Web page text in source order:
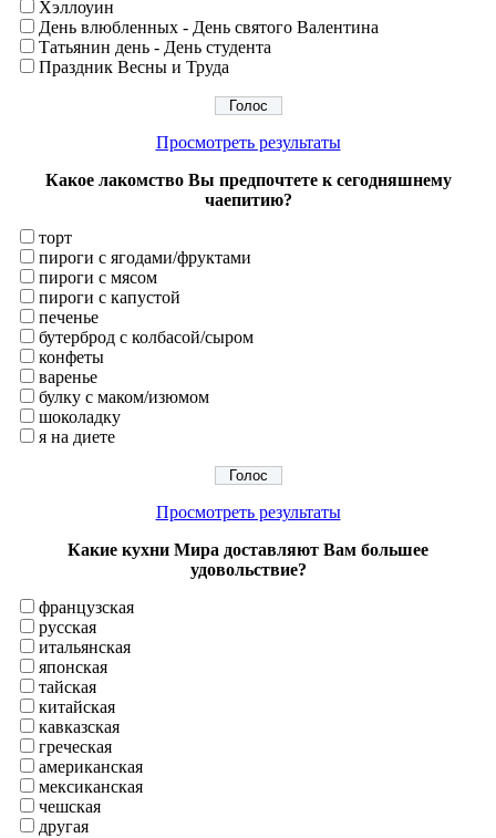
Хэллоуин
День влюбленных - День святого Валентина
Татьянин день - День студента
Праздник Весны и Труда
Просмотреть результаты
Какое лакомство Вы предпочтете к сегодняшнему
чаепитию?
торт
пироги с ягодами/фруктами
пироги с мясом
пироги с капустой
печенье
бутерброд с колбасой/сыром
конфеты
варенье
булку с маком/изюмом
шоколадку
я на диете
Просмотреть результаты
Какие кухни Мира доставляют Вам большее
удовольствие?
французская
русская
итальянская
японская
тайская
китайская
кавказская
греческая
американская
мексиканская
чешская
другая